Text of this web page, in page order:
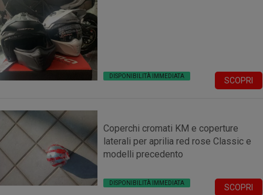
DISPONIBILITÀ IMMEDIATA SCOPRI
Coperchi cromati KM e coperture
laterali per aprilia red rose Classic e
modelli precedento
DISPONIBILITÀ IMMEDIATA SCOPRI